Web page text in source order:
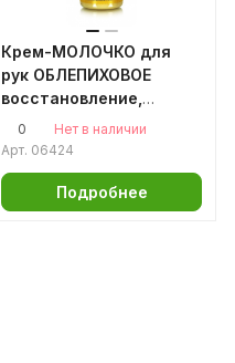
Крем-МОЛОЧКО для
рук ОБЛЕПИХОВОЕ
восстановление,
регенерация, 100 мл.
0
Нет в наличии
Арт. 06424
Подробнее